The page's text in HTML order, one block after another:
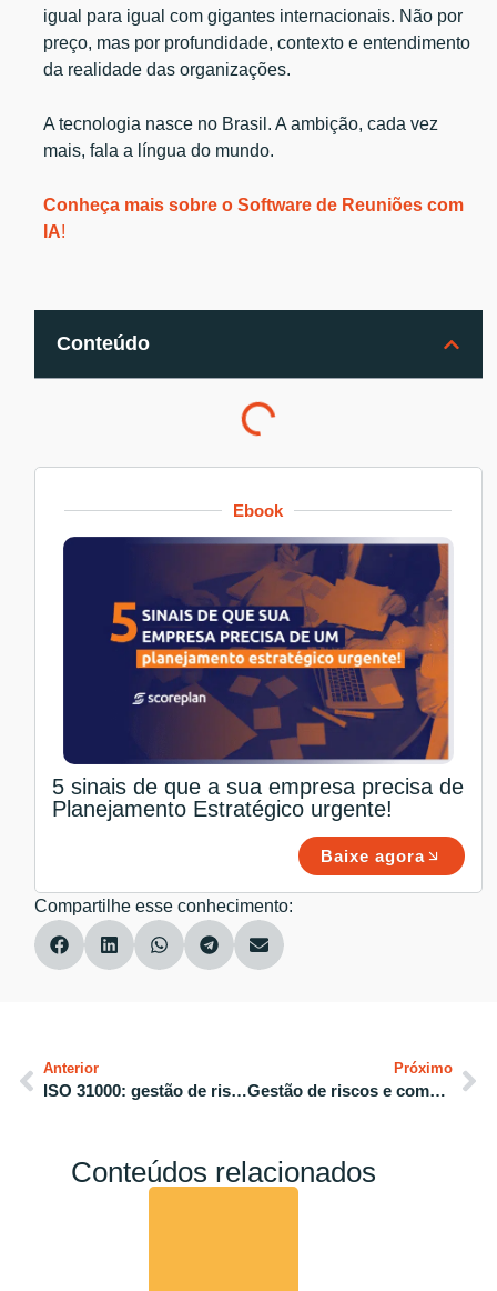
igual para igual com gigantes internacionais. Não por
preço, mas por profundidade, contexto e entendimento
da realidade das organizações.
A tecnologia nasce no Brasil. A ambição, cada vez
mais, fala a língua do mundo.
Conheça mais sobre o Software de Reuniões com
IA!
Conteúdo
Ebook
5 sinais de que a sua empresa precisa de
Planejamento Estratégico urgente!
Baixe agora
Compartilhe esse conhecimento:
Anterior
ISO 31000: gestão de riscos estratégica na prática
Próximo
Gestão de riscos e compliance: como aplicar na prática
Conteúdos relacionados